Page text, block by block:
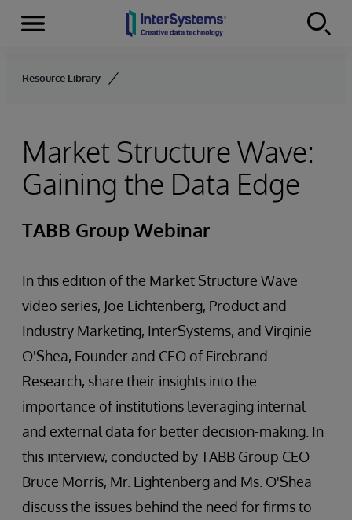
Skip to content
Menu
Resource Library
Market Structure Wave:
Gaining the Data Edge
TABB Group Webinar
In this edition of the Market Structure Wave
video series, Joe Lichtenberg, Product and
Industry Marketing, InterSystems, and Virginie
O'Shea, Founder and CEO of Firebrand
Research, share their insights into the
importance of institutions leveraging internal
and external data for better decision-making. In
this interview, conducted by TABB Group CEO
Bruce Morris, Mr. Lightenberg and Ms. O'Shea
discuss the issues behind the need for firms to